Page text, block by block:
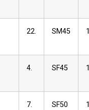
22. SM45
4. SF45
7. SF50